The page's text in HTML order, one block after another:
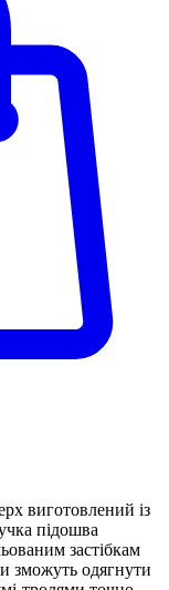
виготовлений із
підошва
застібкам
зможуть одягнути